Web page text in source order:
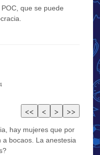
que se puede
hay mujeres que por
a bocaos. La anestesia